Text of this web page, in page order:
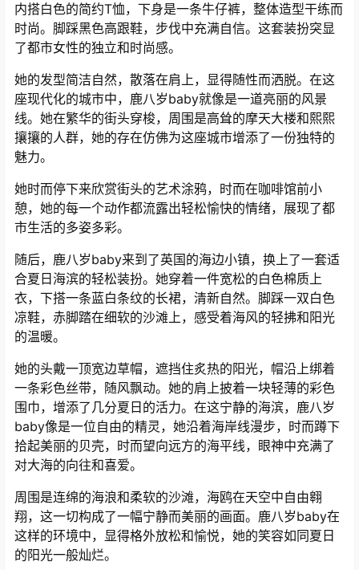
内搭白色的简约T恤，下身是一条牛仔裤，整体造型干练而
时尚。脚踩黑色高跟鞋，步伐中充满自信。这套装扮突显
了都市女性的独立和时尚感。
她的发型简洁自然，散落在肩上，显得随性而洒脱。在这
座现代化的城市中，鹿八岁baby就像是一道亮丽的风景
线。她在繁华的街头穿梭，周围是高耸的摩天大楼和熙熙
攘攘的人群，她的存在仿佛为这座城市增添了一份独特的
魅力。
她时而停下来欣赏街头的艺术涂鸦，时而在咖啡馆前小
憩，她的每一个动作都流露出轻松愉快的情绪，展现了都
市生活的多姿多彩。
随后，鹿八岁baby来到了英国的海边小镇，换上了一套适
合夏日海滨的轻松装扮。她穿着一件宽松的白色棉质上
衣，下搭一条蓝白条纹的长裙，清新自然。脚踩一双白色
凉鞋，赤脚踏在细软的沙滩上，感受着海风的轻拂和阳光
的温暖。
她的头戴一顶宽边草帽，遮挡住炙热的阳光，帽沿上绑着
一条彩色丝带，随风飘动。她的肩上披着一块轻薄的彩色
围巾，增添了几分夏日的活力。在这宁静的海滨，鹿八岁
baby像是一位自由的精灵，她沿着海岸线漫步，时而蹲下
拾起美丽的贝壳，时而望向远方的海平线，眼神中充满了
对大海的向往和喜爱。
周围是连绵的海浪和柔软的沙滩，海鸥在天空中自由翱
翔，这一切构成了一幅宁静而美丽的画面。鹿八岁baby在
这样的环境中，显得格外放松和愉悦，她的笑容如同夏日
的阳光一般灿烂。